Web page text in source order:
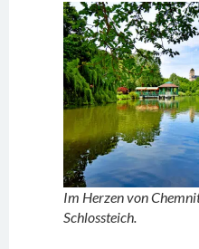
Im Herzen von
Schlossteich.